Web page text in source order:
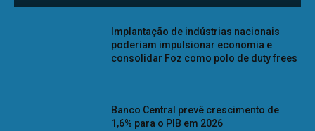
Implantação de indústrias nacionais
poderiam impulsionar economia e
consolidar Foz como polo de duty frees
Banco Central prevê crescimento de
1,6% para o PIB em 2026